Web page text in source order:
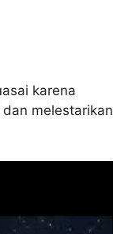
karena
melestarikan